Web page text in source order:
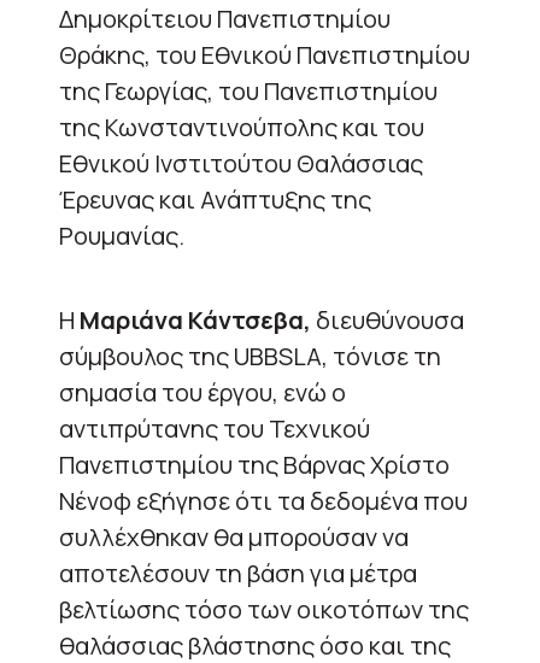
Δημοκρίτειου Πανεπιστημίου
Θράκης, του Εθνικού Πανεπιστημίου
της Γεωργίας, του Πανεπιστημίου
της Κωνσταντινούπολης και του
Εθνικού Ινστιτούτου Θαλάσσιας
Έρευνας και Ανάπτυξης της
Ρουμανίας.
Η Μαριάνα Κάντσεβα, διευθύνουσα
σύμβουλος της UBBSLA, τόνισε τη
σημασία του έργου, ενώ ο
αντιπρύτανης του Τεχνικού
Πανεπιστημίου της Βάρνας Χρίστο
Νένοφ εξήγησε ότι τα δεδομένα που
συλλέχθηκαν θα μπορούσαν να
αποτελέσουν τη βάση για μέτρα
βελτίωσης τόσο των οικοτόπων της
θαλάσσιας βλάστησης όσο και της